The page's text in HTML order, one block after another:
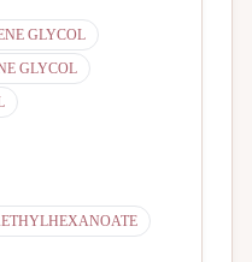
GLYCOL
GLYCOL